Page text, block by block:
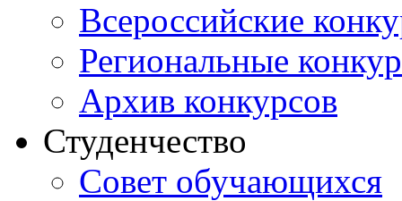
Всероссийские
Региональные
Архив конкурсов
Студенчество
Совет обучающихся